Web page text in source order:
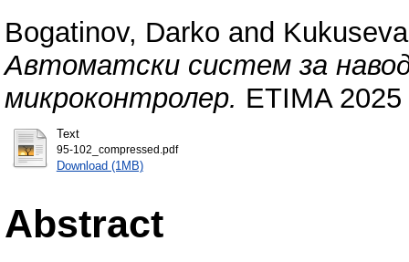
Bogatinov, Darko and
Автоматски систем за
микроконтролер. ETIMA
Text
95-102_compressed.pdf
Download (1MB)
Abstract